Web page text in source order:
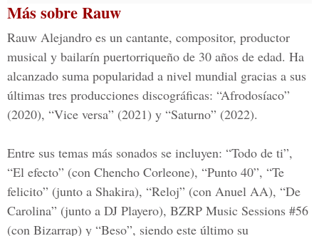
Más sobre Rauw
Rauw Alejandro es un cantante, compositor, productor
musical y bailarín puertorriqueño de 30 años de edad. Ha
alcanzado suma popularidad a nivel mundial gracias a sus
últimas tres producciones discográficas: “Afrodosíaco”
(2020), “Vice versa” (2021) y “Saturno” (2022).
Entre sus temas más sonados se incluyen: “Todo de ti”,
“El efecto” (con Chencho Corleone), “Punto 40”, “Te
felicito” (junto a Shakira), “Reloj” (con Anuel AA), “De
Carolina” (junto a DJ Playero), BZRP Music Sessions #56
(con Bizarrap) y “Beso”, siendo este último su